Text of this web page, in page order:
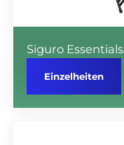
Siguro
Einzelheiten